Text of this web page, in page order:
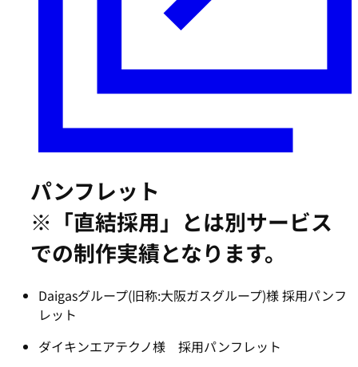
パンフレット
※「直結採用」とは別サービス
での制作実績となります。
Daigasグループ(旧称:大阪ガスグループ)様 採用パンフ
レット
ダイキンエアテクノ様 採用パンフレット